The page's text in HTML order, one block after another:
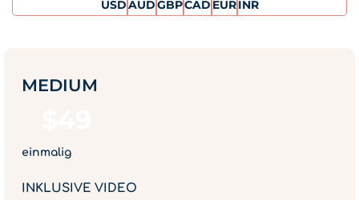
USDAUDGBPCAD EURINR
MEDIUM
einmalig
INKLUSIVE VIDEO